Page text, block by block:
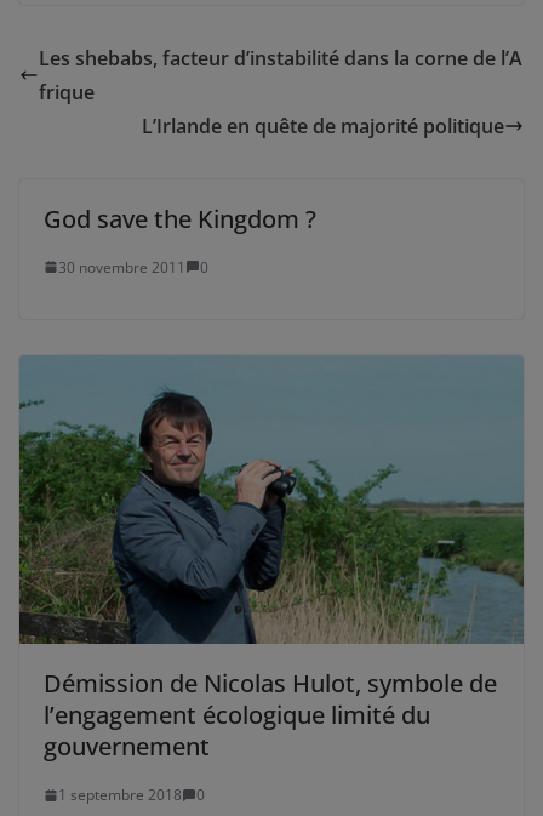
Les shebabs, facteur d’instabilité dans la corne de l’A
frique
L’Irlande en quête de majorité politique
God save the Kingdom ?
30 novembre 2011 0
Démission de Nicolas Hulot, symbole de
l’engagement écologique limité du
gouvernement
1 septembre 2018 0